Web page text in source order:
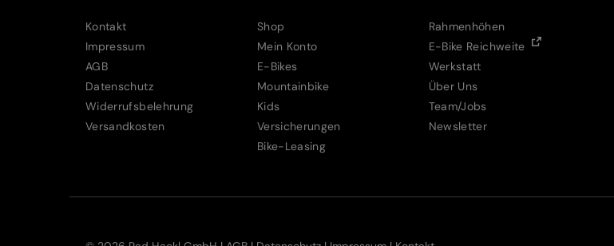
Kontakt
Impressum
AGB
Datenschutz
Widerrufsbelehrung
Versandkosten
Shop
Mein Konto
E-Bikes
Mountainbike
Kids
Versicherungen
Bike-Leasing
Rahmenhöhen
E-Bike Reichweite
Werkstatt
Über Uns
Team/Jobs
Newsletter